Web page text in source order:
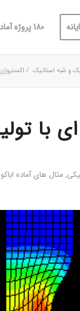
180 پروژه آماده
و شبه استاتیک /
با
,مثال های آماده